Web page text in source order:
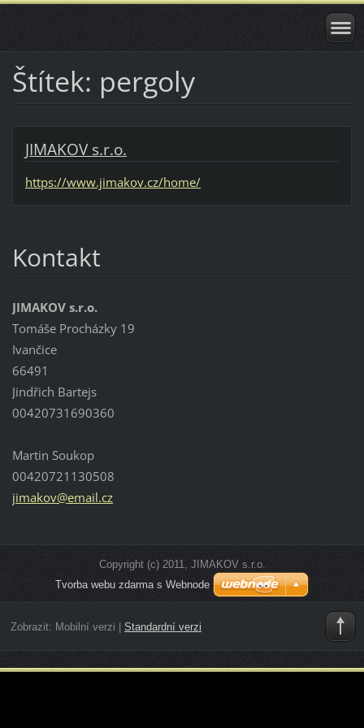
Štítek: pergoly
JIMAKOV s.r.o.
https://www.jimakov.cz/home/
Kontakt
JIMAKOV s.r.o.
Tomáše Procházky 19
Ivančice
66491
Jindřich Bartejs
00420731690360
Martin Soukop
00420721130508
jimakov@email.cz
Copyright (c) 2011, JIMAKOV s.r.o.
Tvorba webu zdarma s Webnode
Zobrazit: Mobilní verzi Standardní verzi